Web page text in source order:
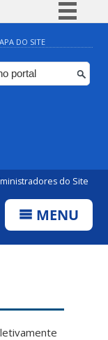
BR
DO SITE
do Site
MENU